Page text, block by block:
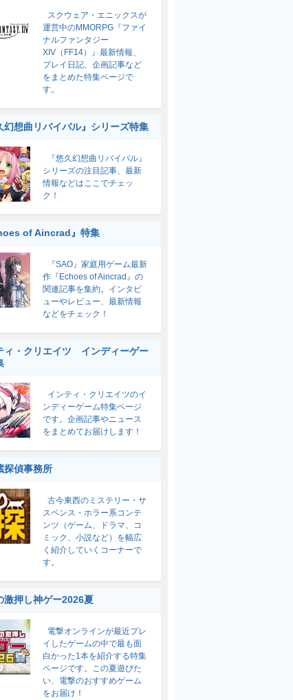
スクウェア・エニックスが
運営中のMMORPG『ファイ
ナルファンタジー
XIV（FF14）』最新情報、
プレイ日記、企画記事など
をまとめた特集ページで
す。
幻想曲リバイバル』シリーズ特集
『悠久幻想曲リバイバル』
シリーズの注目記事、最新
情報などはここでチェッ
ク！
of Aincrad』特集
『SAO』家庭用ゲーム最新
作『Echoes of Aincrad』の
関連記事を集約。インタビ
ューやレビュー、最新情報
などをチェック！
ィ・クリエイツ インディーゲー
インティ・クリエイツのイ
ンディーゲーム特集ページ
です。企画記事やニュース
をまとめてお届けします！
探偵事務所
古今東西のミステリー・サ
スペンス・ホラー系コンテ
ンツ（ゲーム、ドラマ、コ
ミック、小説など）を幅広
く紹介していくコーナーで
す。
激押し神ゲー2026夏
電撃オンラインが最近プレ
イしたゲームの中で最も面
白かった1本を紹介する特集
ページです。この夏遊びた
い、電撃のおすすめゲーム
をお届け！